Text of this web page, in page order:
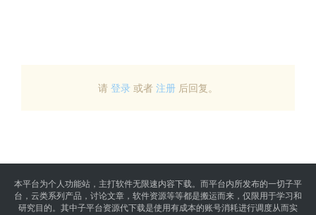
请 登录 或者 注册 后回复。
本平台为个人功能站，主打软件无限速内容下载。而平台内所发布的一切子平
台，云类系列产品，讨论文章，软件资源等等都是搬运而来，仅限用于学习和
研究目的。其中子平台资源代下载是使用有成本的账号消耗进行调度从而实